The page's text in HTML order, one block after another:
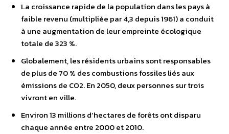
La croissance rapide de la population dans les pays à
faible revenu (multipliée par 4,3 depuis 1961) a conduit
à une augmentation de leur empreinte écologique
totale de 323 %.
Globalement, les résidents urbains sont responsables
de plus de 70 % des combustions fossiles liés aux
émissions de CO2. En 2050, deux personnes sur trois
vivront en ville.
Environ 13 millions d’hectares de forêts ont disparu
chaque année entre 2000 et 2010.